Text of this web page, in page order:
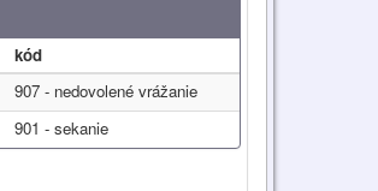
kód
907 - nedovolené vrážanie
901 - sekanie